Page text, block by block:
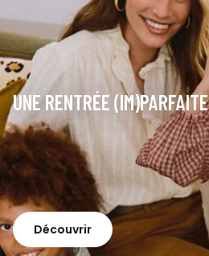
UNE RENTRÉE (IM)PARFAITE
Découvrir